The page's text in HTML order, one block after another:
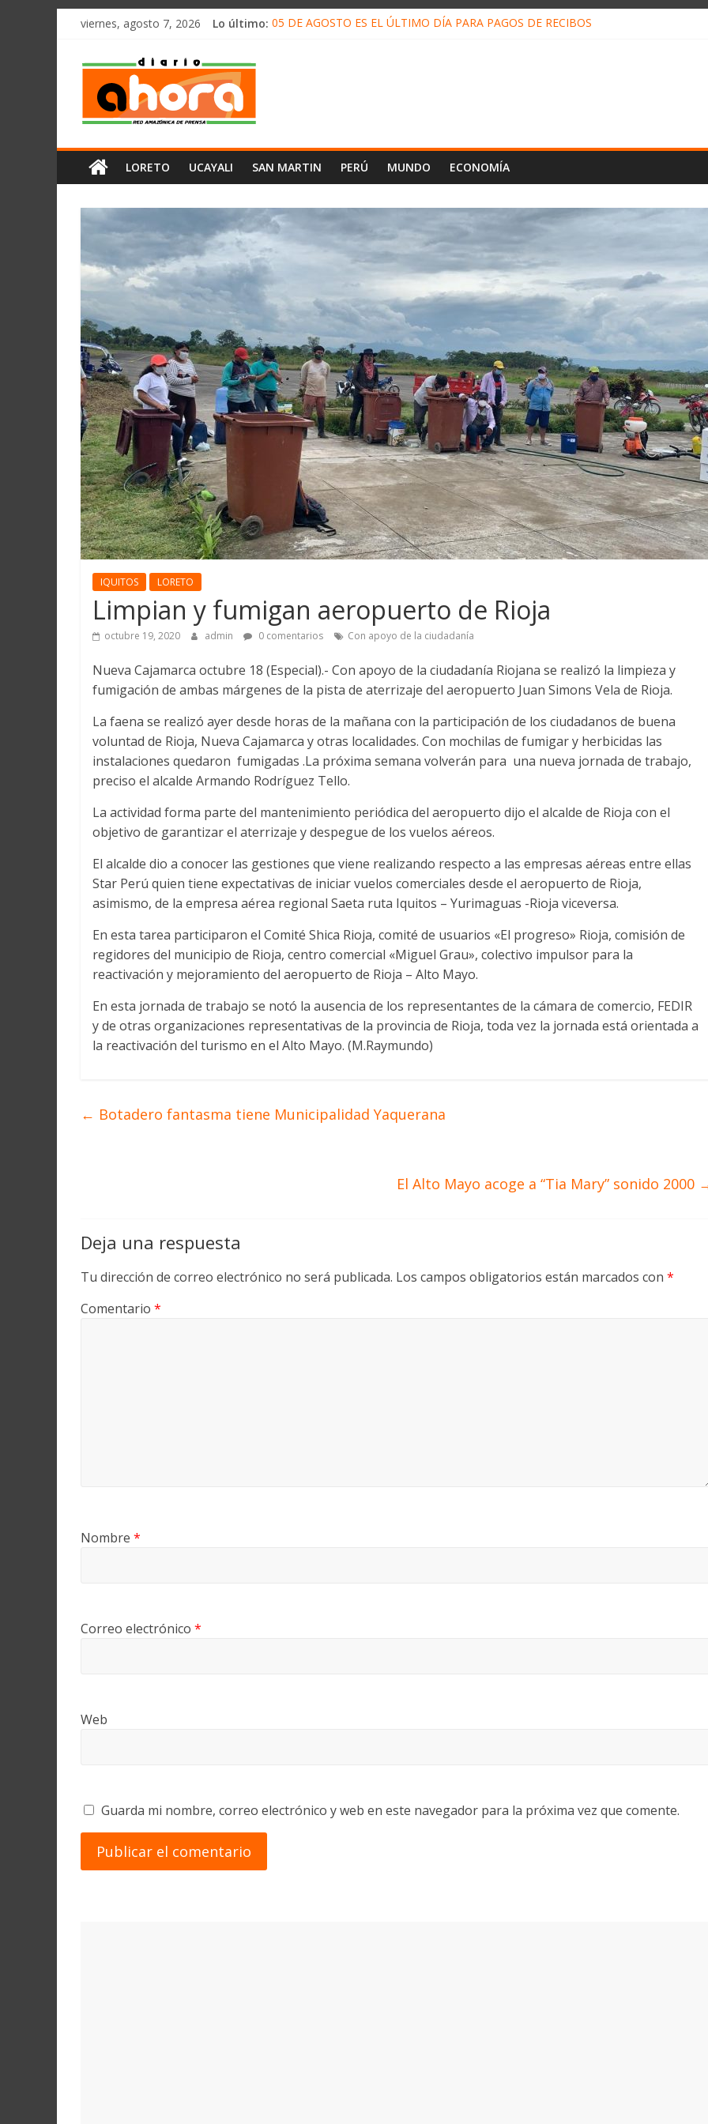
олимп казино
Saltarviernes, agosto 7, 2026 Lo último: 05 DE AGOSTO ES EL ÚLTIMO DÍA PARA PAGOS DE RECIBOS
Diario
Ahora
Cadena
Amazónica
de
Prensa
Perú,
Mundo
Ucayali,
San
Martín
y
Loreto
LORETO UCAYALI SAN MARTIN PERÚ MUNDO ECONOMÍA
IQUITOS LORETO
Limpian y fumigan aeropuerto de Rioja
octubre 19, 2020 admin 0 comentarios Con apoyo de la ciudadanía
Nueva Cajamarca octubre 18 (Especial).- Con apoyo de la ciudadanía Riojana se realizó la limpieza y
fumigación de ambas márgenes de la pista de aterrizaje del aeropuerto Juan Simons Vela de Rioja.
La faena se realizó ayer desde horas de la mañana con la participación de los ciudadanos de buena
voluntad de Rioja, Nueva Cajamarca y otras localidades. Con mochilas de fumigar y herbicidas las
instalaciones quedaron fumigadas .La próxima semana volverán para una nueva jornada de trabajo,
preciso el alcalde Armando Rodríguez Tello.
La actividad forma parte del mantenimiento periódica del aeropuerto dijo el alcalde de Rioja con el
objetivo de garantizar el aterrizaje y despegue de los vuelos aéreos.
El alcalde dio a conocer las gestiones que viene realizando respecto a las empresas aéreas entre ellas
Star Perú quien tiene expectativas de iniciar vuelos comerciales desde el aeropuerto de Rioja,
asimismo, de la empresa aérea regional Saeta ruta Iquitos – Yurimaguas -Rioja viceversa.
En esta tarea participaron el Comité Shica Rioja, comité de usuarios «El progreso» Rioja, comisión de
regidores del municipio de Rioja, centro comercial «Miguel Grau», colectivo impulsor para la
reactivación y mejoramiento del aeropuerto de Rioja – Alto Mayo.
En esta jornada de trabajo se notó la ausencia de los representantes de la cámara de comercio, FEDIR
y de otras organizaciones representativas de la provincia de Rioja, toda vez la jornada está orientada a
la reactivación del turismo en el Alto Mayo. (M.Raymundo)
← Botadero fantasma tiene Municipalidad Yaquerana
El Alto Mayo acoge a “Tia Mary” sonido 2000
Deja una respuesta
Tu dirección de correo electrónico no será publicada. Los campos obligatorios están marcados con *
Comentario *
Nombre *
Correo electrónico *
Web
Guarda mi nombre, correo electrónico y web en este navegador para la próxima vez que comente.